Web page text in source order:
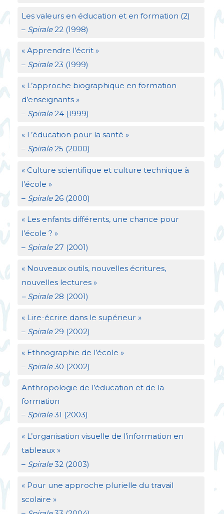
Les valeurs en éducation et en formation (2)
–Spirale22 (1998)
« Apprendre l’écrit »
– Spirale23 (1999)
« L’approche biographique en formation
d’enseignants »
– Spirale24 (1999)
« L’éducation pour la santé »
– Spirale25 (2000)
« Culture scientifique et culture technique à
l’école »
– Spirale26 (2000)
« Les enfants différents, une chance pour
l’école ? »
– Spirale27 (2001)
« Nouveaux outils, nouvelles écritures,
nouvelles lectures »
– Spirale28 (2001)
« Lire-écrire dans le supérieur »
– Spirale29 (2002)
« Ethnographie de l’école »
– Spirale30 (2002)
Anthropologie de l’éducation et de la
formation
– Spirale31 (2003)
« L’organisation visuelle de l’information en
tableaux »
– Spirale32 (2003)
« Pour une approche plurielle du travail
scolaire »